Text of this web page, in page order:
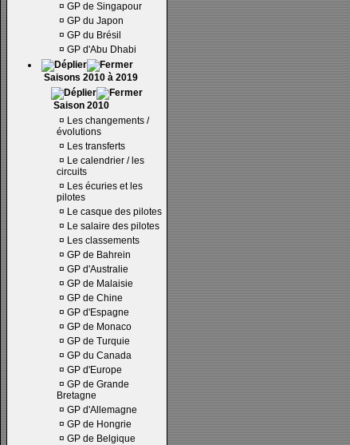
¤ GP de Singapour
¤ GP du Japon
¤ GP du Brésil
¤ GP d'Abu Dhabi
Saisons 2010 à 2019
Saison 2010
¤ Les changements /
évolutions
¤ Les transferts
¤ Le calendrier / les
circuits
¤ Les écuries et les
pilotes
¤ Le casque des pilotes
¤ Le salaire des pilotes
¤ Les classements
¤ GP de Bahrein
¤ GP d'Australie
¤ GP de Malaisie
¤ GP de Chine
¤ GP d'Espagne
¤ GP de Monaco
¤ GP de Turquie
¤ GP du Canada
¤ GP d'Europe
¤ GP de Grande
Bretagne
¤ GP d'Allemagne
¤ GP de Hongrie
¤ GP de Belgique